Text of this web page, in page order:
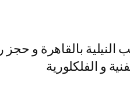
بالقاهرة و
و الفلكلورية